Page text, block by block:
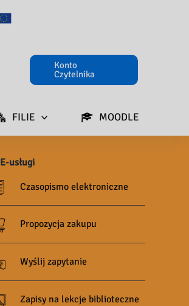
Konto
Czytelnika
FILIE MOODLE
E-usługi
Czasopismo elektroniczne
Propozycja zakupu
Wyślij zapytanie
Zapisy na lekcje biblioteczne